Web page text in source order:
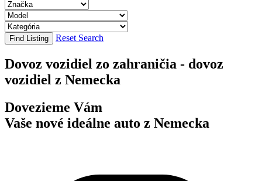
Find Listing Reset Search
Dovoz vozidiel zo zahraničia - dovoz
vozidiel z Nemecka
Dovezieme Vám
Vaše nové ideálne auto z Nemecka